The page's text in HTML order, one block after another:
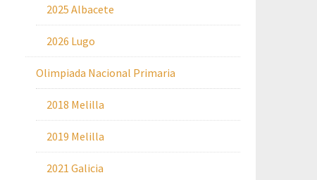
2025 Albacete
2026 Lugo
Olimpiada Nacional Primaria
2018 Melilla
2019 Melilla
2021 Galicia